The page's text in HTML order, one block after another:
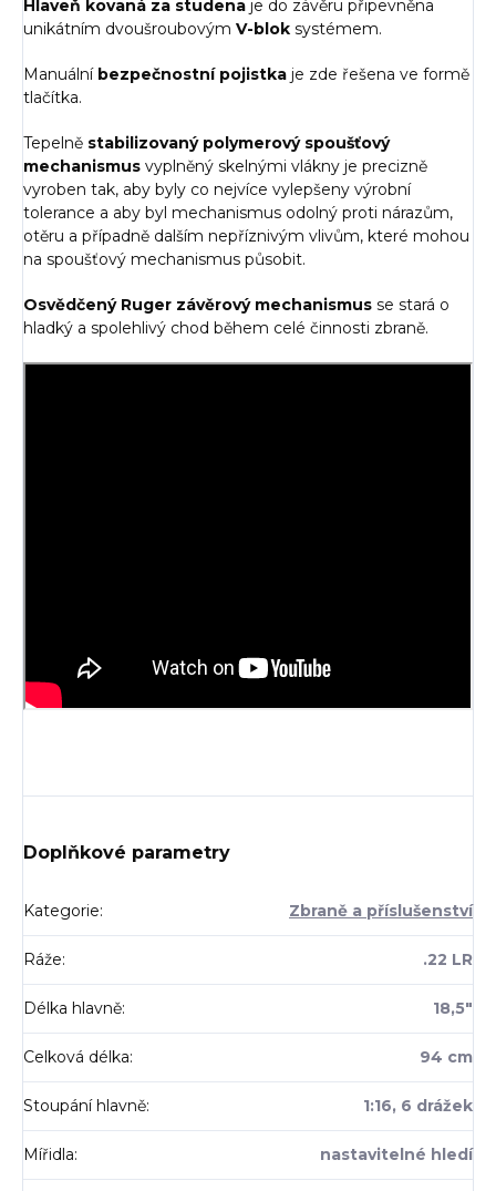
Hlaveň kovaná za studena je do závěru připevněna
unikátním dvoušroubovým V-blok systémem.
Manuální bezpečnostní pojistka je zde řešena ve formě
tlačítka.
Tepelně stabilizovaný polymerový spoušťový
mechanismus vyplněný skelnými vlákny je precizně
vyroben tak, aby byly co nejvíce vylepšeny výrobní
tolerance a aby byl mechanismus odolný proti nárazům,
otěru a případně dalším nepříznivým vlivům, které mohou
na spoušťový mechanismus působit.
Osvědčený Ruger závěrový mechanismus se stará o
hladký a spolehlivý chod během celé činnosti zbraně.
Doplňkové parametry
Kategorie: Zbraně a příslušenství
Ráže: .22 LR
Délka hlavně: 18,5"
Celková délka: 94 cm
Stoupání hlavně: 1:16, 6 drážek
Mířidla: nastavitelné hledí